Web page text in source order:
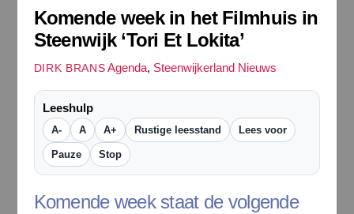
Komende week in het Filmhuis in
Steenwijk ‘Tori Et Lokita’
DIRK BRANS Agenda, Steenwijkerland Nieuws
Leeshulp
A- A A+ Rustige leesstand Lees voor
Pauze Stop
Komende week staat de volgende